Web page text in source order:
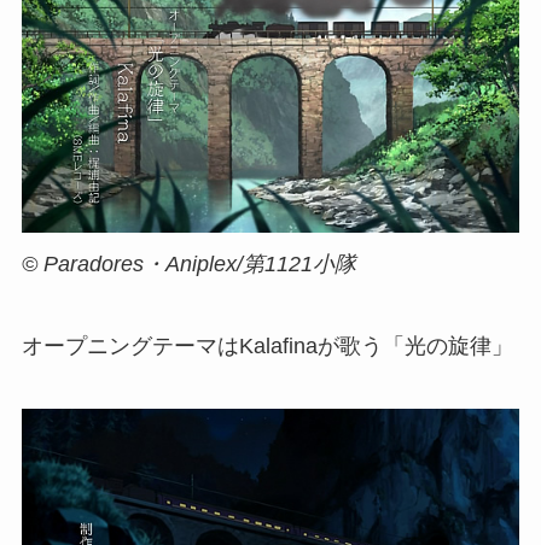
© Paradores・Aniplex/第1121小隊
オープニングテーマはKalafinaが歌う「光の旋律」